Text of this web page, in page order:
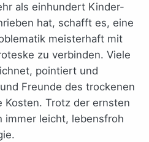
als einhundert Kinder-
hat, schafft es, eine
meisterhaft mit
zu verbinden. Viele
pointiert und
Freunde des trockenen
Kosten. Trotz der ernsten
immer leicht, lebensfroh